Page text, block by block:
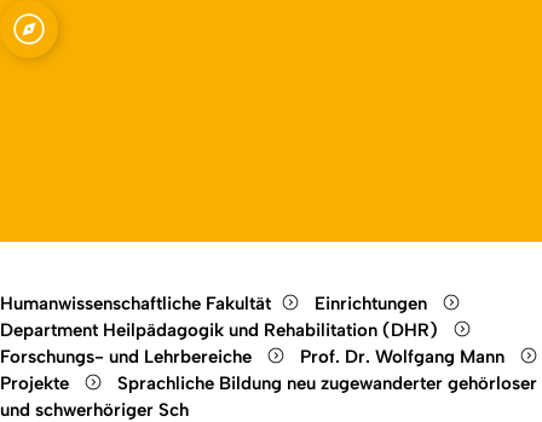
Menschen mit
Open quicklink menu
Humanwissenschaftliche Fakultät
Einrichtungen
Department Heilpädagogik und Rehabilitation (DHR)
Forschungs- und Lehrbereiche
Prof. Dr. Wolfgang Mann
Projekte
Sprachliche Bildung neu zugewanderter gehörloser
und schwerhöriger Sch